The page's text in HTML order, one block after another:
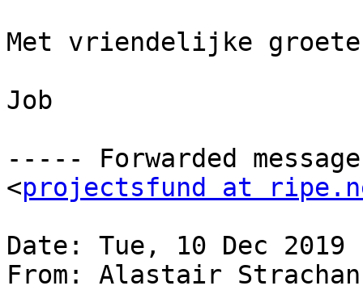
Met vriendelijke
Job
----- Forwarded
<projectsfund at
Date: Tue, 10 Dec 2019
From: Alastair